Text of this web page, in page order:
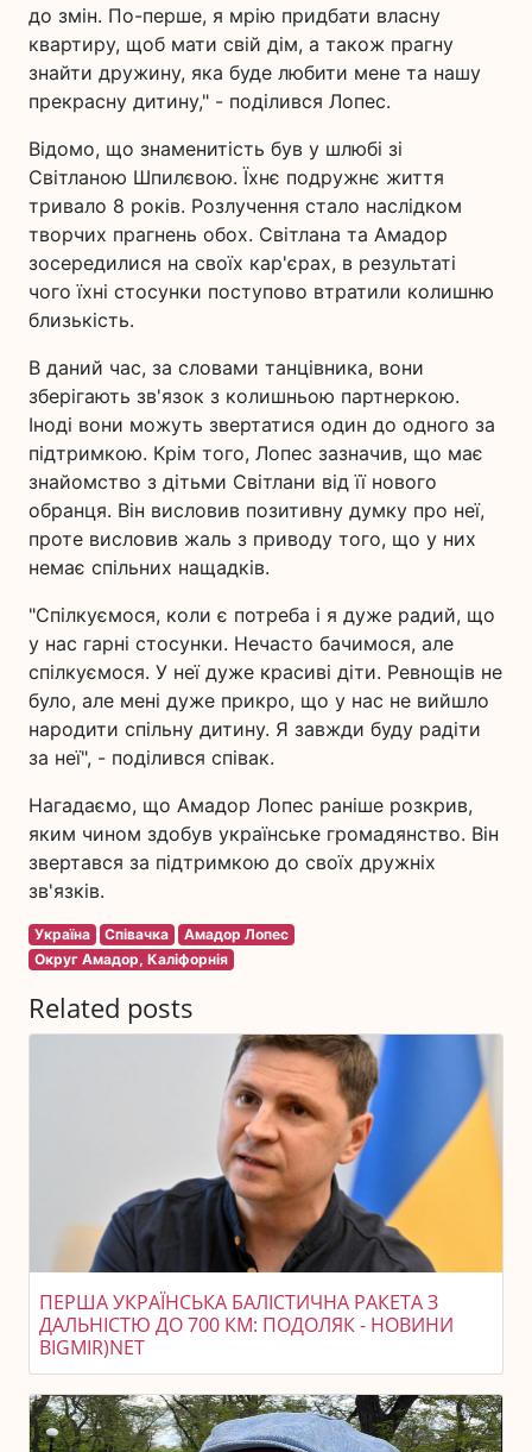
до змін. По-перше, я мрію придбати власну
квартиру, щоб мати свій дім, а також прагну
знайти дружину, яка буде любити мене та нашу
прекрасну дитину," - поділився Лопес.
Відомо, що знаменитість був у шлюбі зі
Світланою Шпилєвою. Їхнє подружнє життя
тривало 8 років. Розлучення стало наслідком
творчих прагнень обох. Світлана та Амадор
зосередилися на своїх кар'єрах, в результаті
чого їхні стосунки поступово втратили колишню
близькість.
В даний час, за словами танцівника, вони
зберігають зв'язок з колишньою партнеркою.
Іноді вони можуть звертатися один до одного за
підтримкою. Крім того, Лопес зазначив, що має
знайомство з дітьми Світлани від її нового
обранця. Він висловив позитивну думку про неї,
проте висловив жаль з приводу того, що у них
немає спільних нащадків.
"Спілкуємося, коли є потреба і я дуже радий, що
у нас гарні стосунки. Нечасто бачимося, але
спілкуємося. У неї дуже красиві діти. Ревнощів не
було, але мені дуже прикро, що у нас не вийшло
народити спільну дитину. Я завжди буду радіти
за неї", - поділився співак.
Нагадаємо, що Амадор Лопес раніше розкрив,
яким чином здобув українське громадянство. Він
звертався за підтримкою до своїх дружніх
зв'язків.
Україна Співачка
Амадор Лопес
Округ Амадор, Каліфорнія
Related posts
ПЕРША УКРАЇНСЬКА БАЛІСТИЧНА РАКЕТА З
ДАЛЬНІСТЮ ДО 700 КМ: ПОДОЛЯК - НОВИНИ
BIGMIR)NET